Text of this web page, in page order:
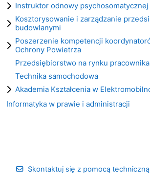
Instruktor odnowy psychosomatycznej
Kosztorysowanie i zarządzanie
budowlanymi
Poszerzenie kompetencji
Ochrony Powietrza
Przedsiębiorstwo na rynku pracownika
Technika samochodowa
Akademia Kształcenia w
Informatyka w prawie i administracji
Skontaktuj się z pomocą techniczną